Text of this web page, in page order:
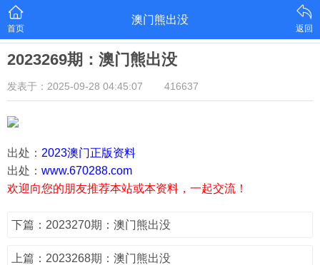
首页
澳门熊出没
返回
2023269期：澳门熊出没
发表于：2025-09-28 04:45:07 416637
出处： 2023澳门正版资料
出处： www.670288.com
欢迎向您的朋友推荐本站或本资料，一起交流！
下篇：2023270期：澳门熊出没
上篇：2023268期：澳门熊出没